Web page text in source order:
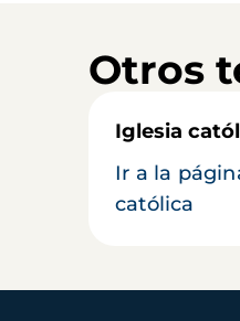
Otros
Iglesia
Ir a la
católica